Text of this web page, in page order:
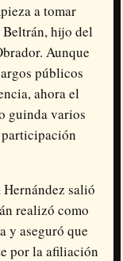
a tomar
hijo del
Aunque
públicos
ahora el
guinda varios
participación
salió
realizó como
y aseguró que
por la afiliación